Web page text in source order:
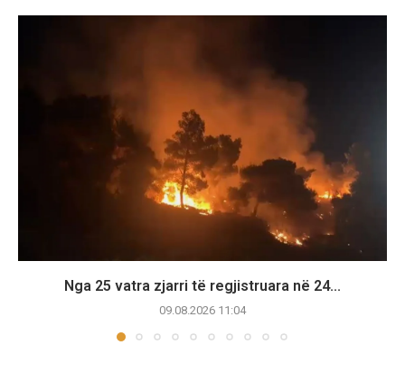
Nga 25 vatra zjarri të regjistruara në 24...
09.08.2026 11:04